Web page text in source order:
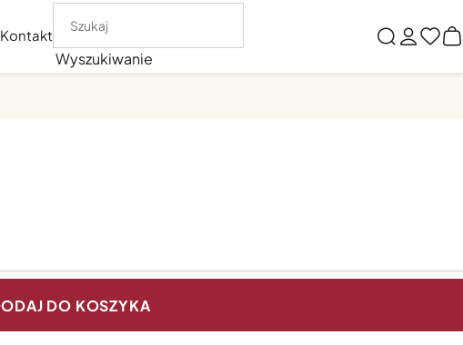
Kontakt
Wyszukiwanie
DO KOSZYKA